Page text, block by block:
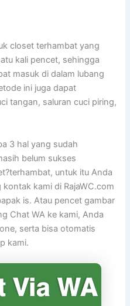
closet terhambat yang
kali pencet, sehingga
masuk di dalam lubang
ini juga dapat
tangan, saluran cuci piring,
3 hal yang sudah
belum sukses
untuk itu Anda
kami di RajaWC.com
is. Atau pencet gambar
Chat WA ke kami, Anda
serta bisa otomatis
kami.